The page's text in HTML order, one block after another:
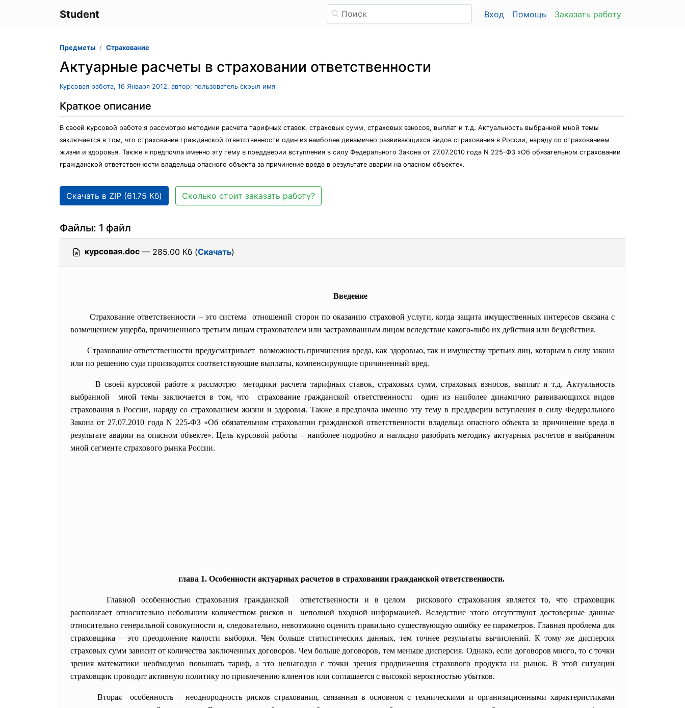
Student Вход Помощь Заказать работу
Предметы Страхование
Актуарные расчеты в страховании ответственности
Курсовая работа, 16 Января 2012, автор: пользователь скрыл имя
Краткое описание
В своей курсовой работе я рассмотрю методики расчета тарифных ставок, страховых сумм, страховых взносов, выплат и т.д. Актуальность выбранной мной темы
заключается в том, что страхование гражданской ответственности один из наиболее динамично развивающихся видов страхования в России, наряду со страхованием
жизни и здоровья. Также я предпочла именно эту тему в преддверии вступления в силу Федерального Закона от 27.07.2010 года N 225-ФЗ «Об обязательном страховании
гражданской ответственности владельца опасного объекта за причинение вреда в результате аварии на опасном объекте».
Скачать в ZIP (61.75 Кб) Сколько стоит заказать работу?
Файлы: 1 файл
курсовая.doc — 285.00 Кб (Скачать)
Введение
Страхование ответственности – это система отношений сторон по оказанию страховой услуги, когда защита имущественных интересов связана с
возмещением ущерба, причиненного третьим лицам страхователем или застрахованным лицом вследствие какого-либо их действия или бездействия.
Страхование ответственности предусматривает возможность причинения вреда, как здоровью, так и имуществу третьих лиц, которым в силу закона
или по решению суда производятся соответствующие выплаты, компенсирующие причиненный вред.
В своей курсовой работе я рассмотрю методики расчета тарифных ставок, страховых сумм, страховых взносов, выплат и т.д. Актуальность
выбранной мной темы заключается в том, что страхование гражданской ответственности один из наиболее динамично развивающихся видов
страхования в России, наряду со страхованием жизни и здоровья. Также я предпочла именно эту тему в преддверии вступления в силу Федерального
Закона от 27.07.2010 года N 225-ФЗ «Об обязательном страховании гражданской ответственности владельца опасного объекта за причинение вреда в
результате аварии на опасном объекте». Цель курсовой работы – наиболее подробно и наглядно разобрать методику актуарных расчетов в выбранном
мной сегменте страхового рынка России.
глава 1. Особенности актуарных расчетов в страховании гражданской ответственности.
Главной особенностью страхования гражданской ответственности и в целом рискового страхования является то, что страховщик
располагает относительно небольшим количеством рисков и неполной входной информацией. Вследствие этого отсутствуют достоверные данные
относительно генеральной совокупности и, следовательно, невозможно оценить правильно существующую ошибку ее параметров. Главная проблема для
страховщика – это преодоление малости выборки. Чем больше статистических данных, тем точнее результаты вычислений. К тому же дисперсия
страховых сумм зависит от количества заключенных договоров. Чем больше договоров, тем меньше дисперсия. Однако, если договоров много, то с точки
зрения математики необходимо повышать тариф, а это невыгодно с точки зрения продвижения страхового продукта на рынок. В этой ситуации
страховщик проводит активную политику по привлечению клиентов или соглашается с высокой вероятностью убытков.
Вторая особенность – неоднородность рисков страхования, связанная в основном с техническими и организационными характеристиками